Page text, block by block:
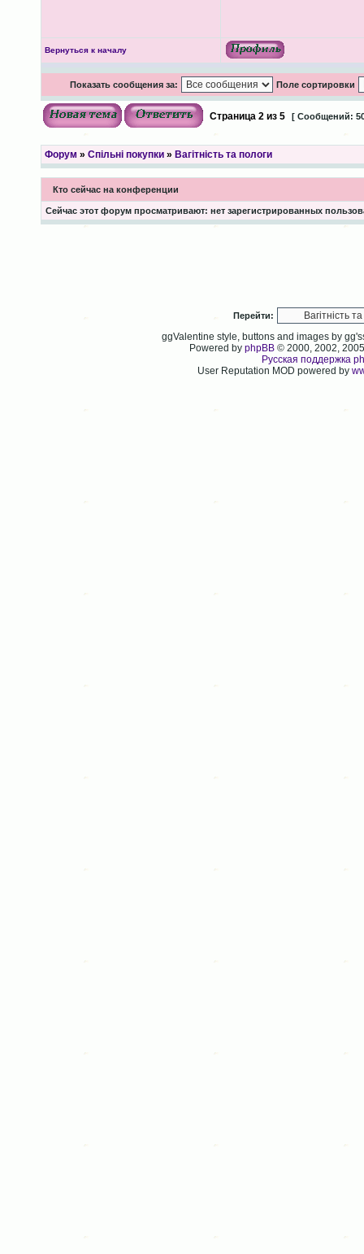
Вернуться к началу
Показать сообщения за: Поле сортировки
Страница 2из 5 [ Сообщений:
Форум » Спільні покупки» Вагітність та пологи
Кто сейчас на конференции
Сейчас этот форум просматривают: нет зарегистрированных
Перейти:
ggValentine style, buttons and images by
Powered byphpBB © 2000, 2002,
Русская поддержка
User Reputation MOD powered by